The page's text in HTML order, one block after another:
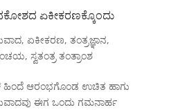
ಏಕೀಕರಣಕ್ಕೊಂದು
, ಏಕೀಕರಣ, ತಂತ್ರಜ್ಞಾನ,
, ಸ್ವತಂತ್ರ ತಂತ್ರಾಂಶ
ಹಿಂದೆ ಆರಂಭಗೊಂಡ ಉಚಿತ ಹಾಗು
ಈಗ ಒಂದು ಗಮನಾರ್ಹ